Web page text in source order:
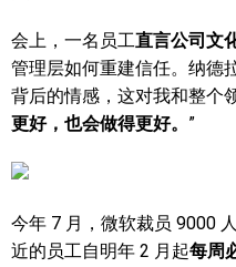
会上，一名员工直言公司文
管理层如何重建信任。纳德
背后的情感，这对我和整个
更好，也会做得更好。 ”
今年 7 月，微软裁员 9000
近的员工自明年 2 月起每周